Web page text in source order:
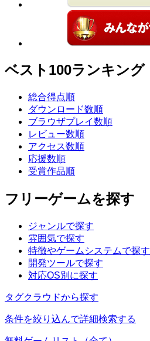
ベスト100ランキング
総合得点順
ダウンロード数順
ブラウザプレイ数順
レビュー数順
アクセス数順
応援数順
受賞作品順
フリーゲームを探す
ジャンルで探す
雰囲気で探す
特徴やゲームシステムで探す
開発ツールで探す
対応OS別に探す
タグクラウドから探す
条件を絞り込んで詳細検索する